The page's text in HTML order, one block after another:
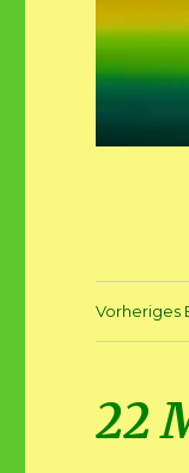
Vorheriges
22